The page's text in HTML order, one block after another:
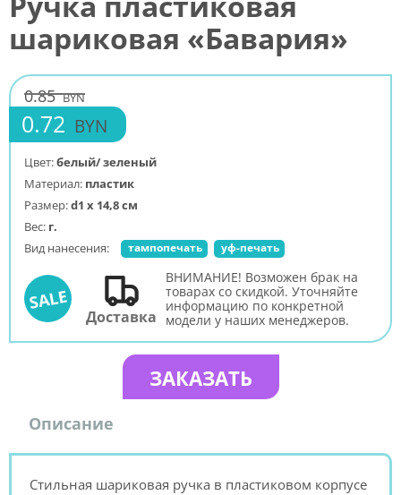
шариковая «Бавария»
0.85 BYN
0.72 BYN
Цвет:белый/ зеленый
Материал: пластик
Размер:d1 х 14,8 см
Вес: г.
Вид нанесения:
тампопечать уф-печать
SALE
Доставка
ВНИМАНИЕ! Возможен брак на
товарах со скидкой. Уточняйте
информацию по конкретной
модели у наших менеджеров.
ЗАКАЗАТЬ
Описание
Стильная шариковая ручка в пластиковом корпусе